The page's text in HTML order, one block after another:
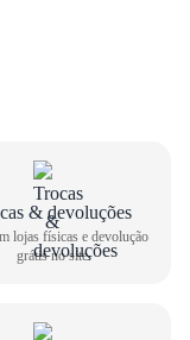
002-02
& devoluções
lojas físicas e devolução
grátis no site